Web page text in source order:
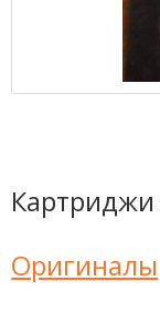
Оригиналы